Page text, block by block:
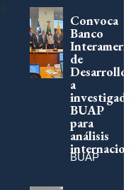
Convoca
Banco
de
Desarrollo
a
BUAP
para
análisis
BUAP